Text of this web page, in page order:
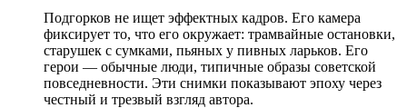
Подгорков не ищет эффектных кадров. Его камера
фиксирует то, что его окружает: трамвайные остановки,
старушек с сумками, пьяных у пивных ларьков. Его
герои — обычные люди, типичные образы советской
повседневности. Эти снимки показывают эпоху через
честный и трезвый взгляд автора.